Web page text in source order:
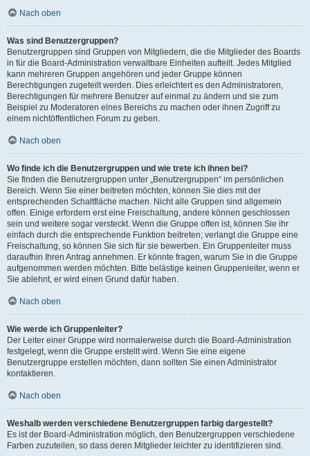
Nach oben
Was sind Benutzergruppen?
Benutzergruppen sind Gruppen von Mitgliedern, die die Mitglieder des Boards
in für die Board-Administration verwaltbare Einheiten aufteilt. Jedes Mitglied
kann mehreren Gruppen angehören und jeder Gruppe können
Berechtigungen zugeteilt werden. Dies erleichtert es den Administratoren,
Berechtigungen für mehrere Benutzer auf einmal zu ändern und sie zum
Beispiel zu Moderatoren eines Bereichs zu machen oder ihnen Zugriff zu
einem nichtöffentlichen Forum zu geben.
Nach oben
Wo finde ich die Benutzergruppen und wie trete ich ihnen bei?
Sie finden die Benutzergruppen unter „Benutzergruppen“ im persönlichen
Bereich. Wenn Sie einer beitreten möchten, können Sie dies mit der
entsprechenden Schaltfläche machen. Nicht alle Gruppen sind allgemein
offen. Einige erfordern erst eine Freischaltung, andere können geschlossen
sein und weitere sogar versteckt. Wenn die Gruppe offen ist, können Sie ihr
einfach durch die entsprechende Funktion beitreten; verlangt die Gruppe eine
Freischaltung, so können Sie sich für sie bewerben. Ein Gruppenleiter muss
daraufhin Ihren Antrag annehmen. Er könnte fragen, warum Sie in die Gruppe
aufgenommen werden möchten. Bitte belästige keinen Gruppenleiter, wenn er
Sie ablehnt, er wird einen Grund dafür haben.
Nach oben
Wie werde ich Gruppenleiter?
Der Leiter einer Gruppe wird normalerweise durch die Board-Administration
festgelegt, wenn die Gruppe erstellt wird. Wenn Sie eine eigene
Benutzergruppe erstellen möchten, dann sollten Sie einen Administrator
kontaktieren.
Nach oben
Weshalb werden verschiedene Benutzergruppen farbig dargestellt?
Es ist der Board-Administration möglich, den Benutzergruppen verschiedene
Farben zuzuteilen, so dass deren Mitglieder leichter zu identifizieren sind.